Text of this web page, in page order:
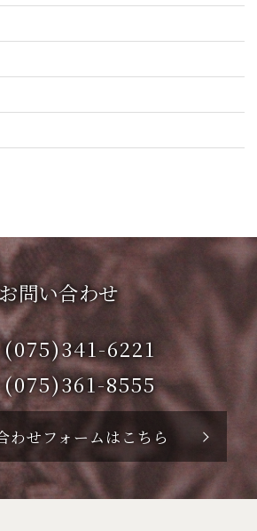
お問い合わせ
(075)341-6221
8555
わせフォームはこちら